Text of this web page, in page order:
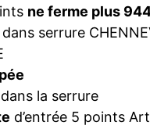
ne ferme plus
dans serrure
dans la serrure
d’entrée 5 points